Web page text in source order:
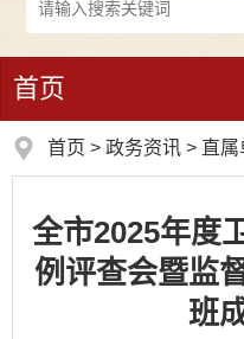
首页
首页 > 政务资讯 > 直属
全市2025年度
例评查会暨监
班